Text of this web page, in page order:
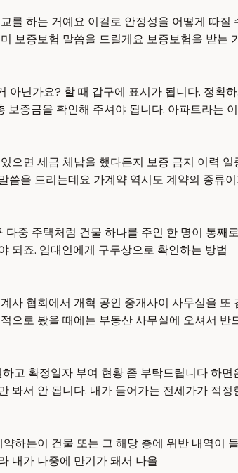
를 하는 거예요 이걸로 안정성을 어떻게 따
보증보험 말씀을 드릴게요 보증보험을 받는
아닌가요? 할 때 갑구에 표시가 됩니다. 정
보증금을 확인해 주셔야 됩니다. 아파트라는
으면 세금 체납을 했다든지 보증 금지 이력
씀을 드리는데요 가계약 역시도 계약의 종류
중 주택처럼 건물 하나를 주인 한 명이 통
되죠. 임대인에게 구두상으로 확인하는 방법
사 협회에서 개혁 공인 중개사이 사무실을
으로 봤을 때에는 부동산 사무실에 오셔서 반
고 확정일자 부여 현황 좀 부탁드립니다 하
봐서 안 됩니다. 내가 들어가는 전세가가 적
하는이 건물 또는 그 해당 층에 위반 내역이
내가 나중에 만기가 돼서 나올